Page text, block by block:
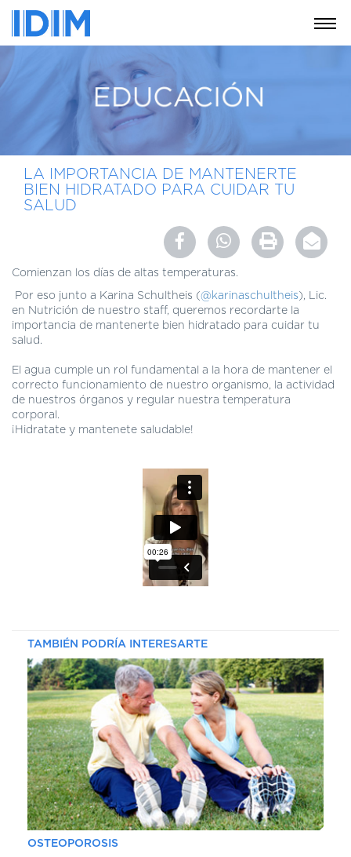
INSTRUCCIONES
PARA
PACIENTES
COBERTURAS
Y
HORARIOS
MODULO
AUTOGESTIÓN
CENTRAL
DE
TURNOS
LA IMPORTANCIA DE MANTENERTE
BIEN HIDRATADO PARA CUIDAR TU
SALUD
Comienzan los días de altas temperaturas.
Por eso junto a Karina Schultheis (@karinaschultheis ), Lic.
en Nutrición de nuestro staff, queremos recordarte la
importancia de mantenerte bien hidratado para cuidar tu
salud.
El agua cumple un rol fundamental a la hora de mantener el
correcto funcionamiento de nuestro organismo, la actividad
de nuestros órganos y regular nuestra temperatura
corporal.
¡Hidratate y mantenete saludable!
TAMBIÉN PODRÍA INTERESARTE
OSTEOPOROSIS